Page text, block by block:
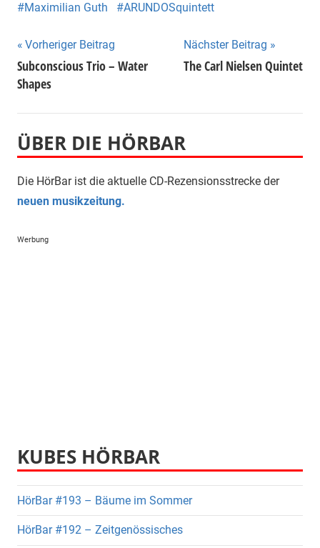
Maximilian Guth
ARUNDOSquintett
Beitragsnavigation
Vorheriger Beitrag
Subconscious Trio – Water
Shapes
Nächster Beitrag
The Carl Nielsen Quintet
ÜBER DIE HÖRBAR
Die HörBar ist die aktuelle CD-Rezensionsstrecke der
neuen musikzeitung.
Werbung
KUBES HÖRBAR
HörBar #193 – Bäume im Sommer
HörBar #192 – Zeitgenössisches